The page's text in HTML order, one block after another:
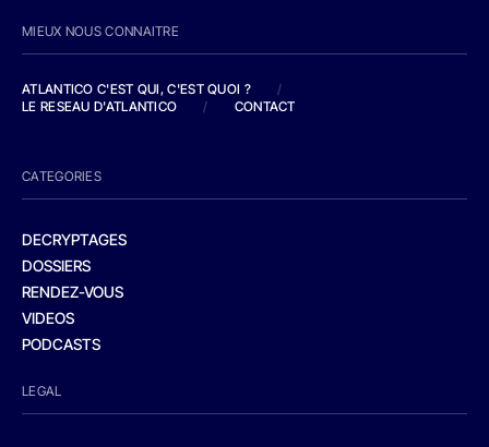
MIEUX NOUS CONNAITRE
ATLANTICO C'EST QUI, C'EST QUOI ?
/
LE RESEAU D'ATLANTICO
/ CONTACT
CATEGORIES
DECRYPTAGES
DOSSIERS
RENDEZ-VOUS
VIDEOS
PODCASTS
LEGAL